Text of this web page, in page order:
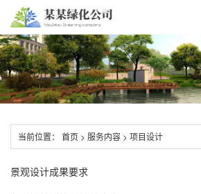
当前位置： 首页 > 服务内容 > 项目设计
景观设计成果要求